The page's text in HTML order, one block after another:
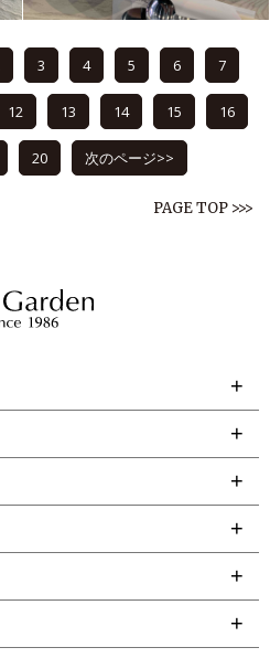
3 4 5 6 7
12 13 14 15 16
20 次のページ>>
PAGE TOP >>>